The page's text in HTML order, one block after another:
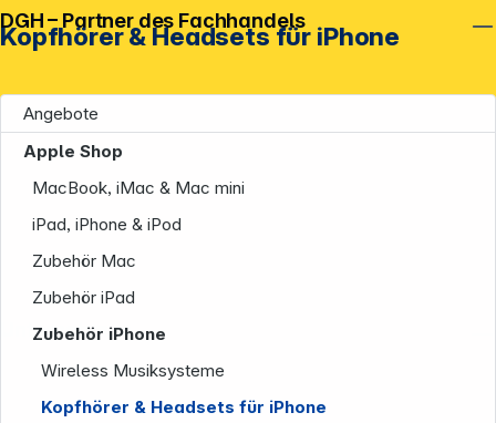
Kopfhörer & Headsets für iPhone
Angebote
Apple Shop
MacBook, iMac & Mac mini
iPad, iPhone & iPod
Zubehör Mac
Zubehör iPad
Zubehör iPhone
Wireless Musiksysteme
Kopfhörer & Headsets für iPhone
DGH – Partner des Fachhandels
Unternehmen